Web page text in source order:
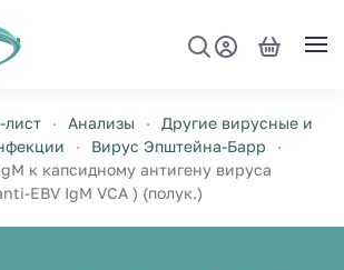
лист Анализы
Другие вирусные и
Вирус Эпштейна-Барр
к капсидному антигену вируса
EBV IgM VCA ) (полук.)